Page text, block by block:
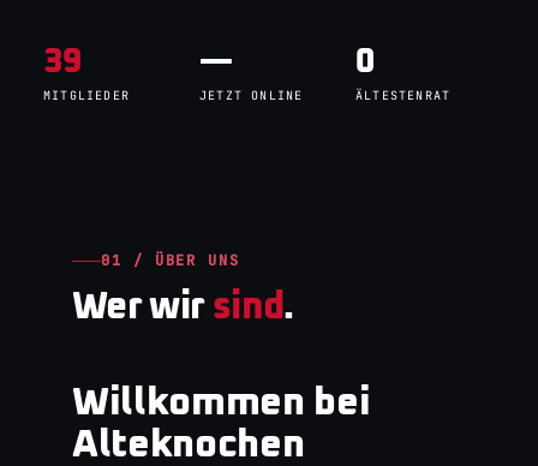
39
MITGLIEDER
—
JETZT ONLINE
0
ÄLTESTENRAT
01 / ÜBER UNS
Wer wir sind.
Willkommen bei
Alteknochen